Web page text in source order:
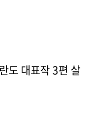
도 대표작 3편 살